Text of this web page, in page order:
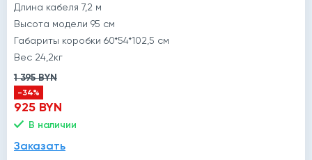
Длина кабеля 7,2 м
Высота модели 95 см
Габариты коробки 60*54*102,5 см
Вес 24,2кг
1 395 BYN
-34%
925 BYN
В наличии
Заказать